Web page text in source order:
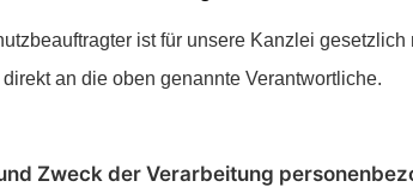
ist für unsere Kanzlei
an die oben genannte Verantwortliche.
Zweck der Verarbeitung